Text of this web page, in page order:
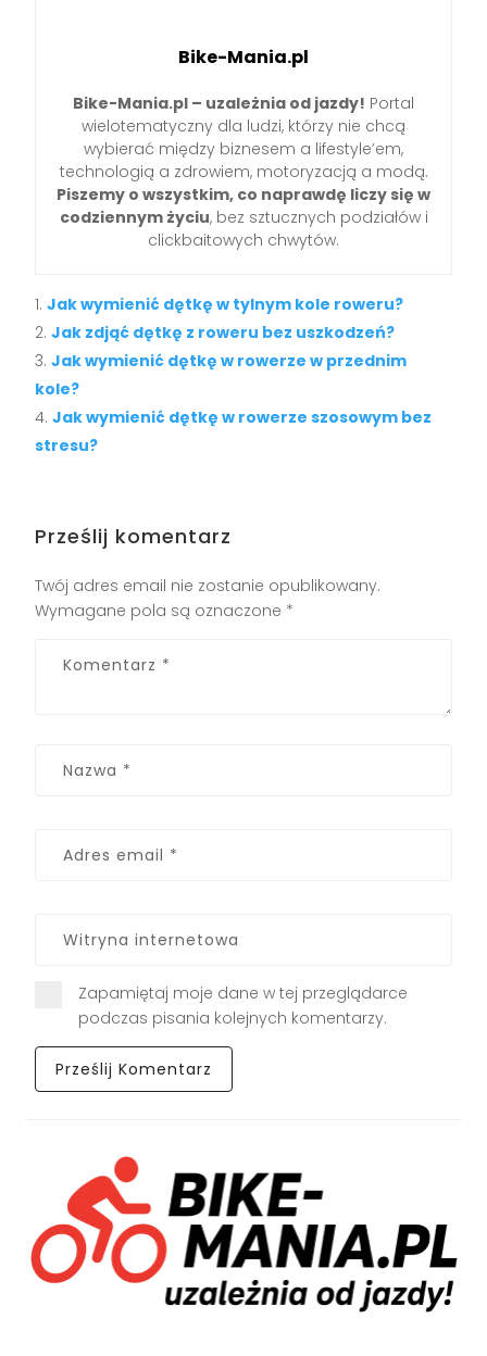
Bike-Mania.pl
Bike-Mania.pl – uzależnia od jazdy! Portal
wielotematyczny dla ludzi, którzy nie chcą
wybierać między biznesem a lifestyle’em,
technologią a zdrowiem, motoryzacją a modą.
Piszemy o wszystkim, co naprawdę liczy się w
codziennym życiu, bez sztucznych podziałów i
clickbaitowych chwytów.
Jak wymienić dętkę w tylnym kole roweru?
Jak zdjąć dętkę z roweru bez uszkodzeń?
Jak wymienić dętkę w rowerze w przednim
kole?
Jak wymienić dętkę w rowerze szosowym bez
stresu?
Prześlij komentarz
Twój adres email nie zostanie opublikowany.
Wymagane pola są oznaczone *
Zapamiętaj moje dane w tej przeglądarce
podczas pisania kolejnych komentarzy.